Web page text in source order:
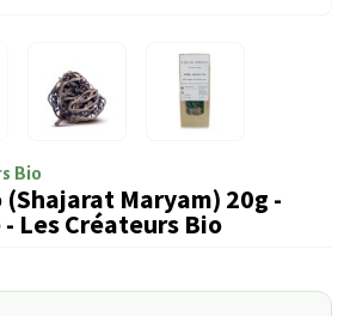
Bio
(Shajarat Maryam) 20g -
Les Créateurs Bio